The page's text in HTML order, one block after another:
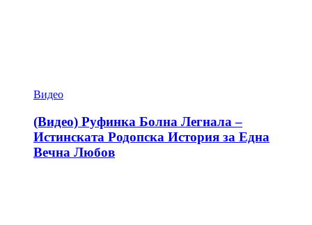
Видео
(Видео) Руфинка Болна Легнала –
Истинската Родопска История за Една
Вечна Любов